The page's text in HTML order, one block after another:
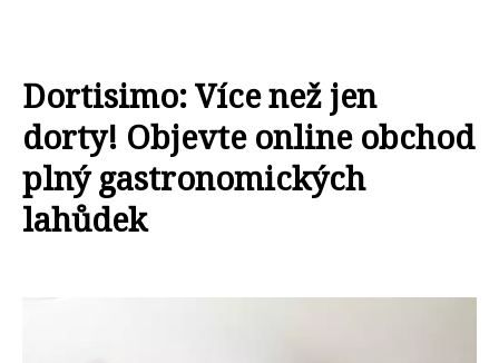
Dortisimo: Více než jen
dorty! Objevte online obchod
plný gastronomických
lahůdek